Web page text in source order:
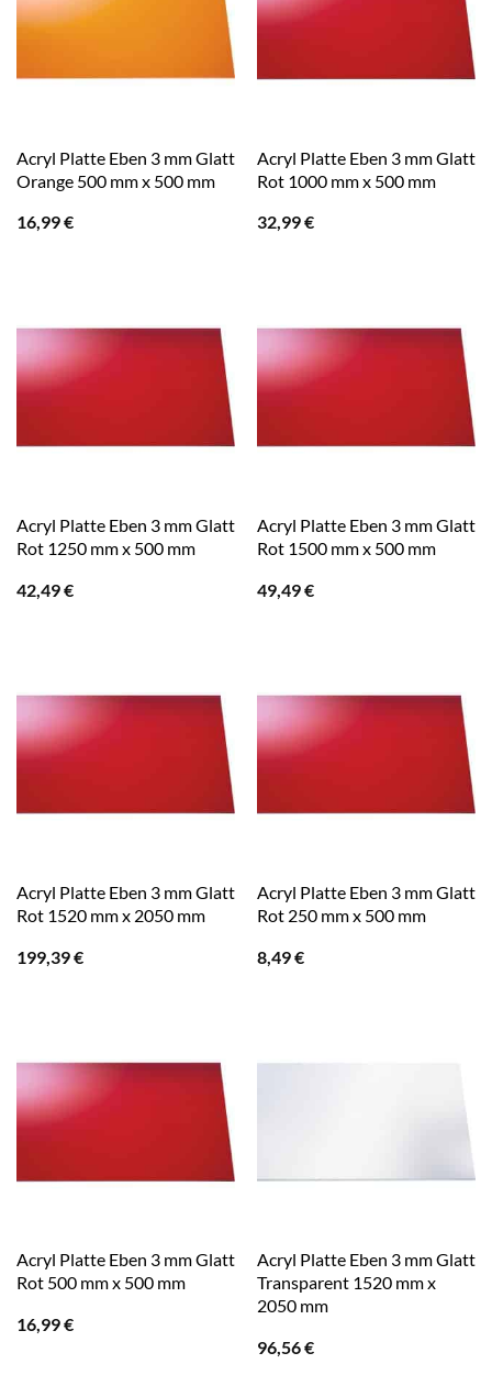
Acryl Platte Eben 3 mm Glatt
Orange 500 mm x 500 mm
16,99€
Acryl Platte Eben 3 mm Glatt
Rot 1000 mm x 500 mm
32,99€
Acryl Platte Eben 3 mm Glatt
Rot 1250 mm x 500 mm
42,49€
Acryl Platte Eben 3 mm Glatt
Rot 1500 mm x 500 mm
49,49€
Acryl Platte Eben 3 mm Glatt
Rot 1520 mm x 2050 mm
199,39€
Acryl Platte Eben 3 mm Glatt
Rot 250 mm x 500 mm
8,49€
Acryl Platte Eben 3 mm Glatt
Rot 500 mm x 500 mm
16,99€
Acryl Platte Eben 3 mm Glatt
Transparent 1520 mm x
2050 mm
96,56€